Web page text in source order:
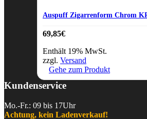
Auspuff Zigarrenform Chrom
69,85€
Enthält 19% MwSt.
zzgl. Versand
Gehe zum Produkt
Kundenservice
Mo.-Fr.: 09 bis 17Uhr
Achtung, kein Ladenverkauf!